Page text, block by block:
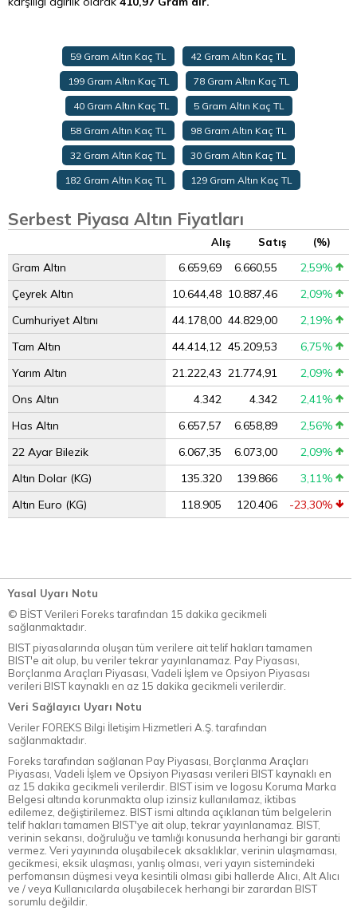
59 Gram Altın Kaç TL 42 Gram Altın Kaç TL
199 Gram Altın Kaç TL 78 Gram Altın Kaç TL
40 Gram Altın Kaç TL 5 Gram Altın Kaç TL
58 Gram Altın Kaç TL 98 Gram Altın Kaç TL
32 Gram Altın Kaç TL 30 Gram Altın Kaç TL
182 Gram Altın Kaç TL 129 Gram Altın Kaç TL
Serbest Piyasa Altın Fiyatları
Alış Satış (%)
Gram Altın 6.659,69 6.660,55
2,59%
Çeyrek Altın
10.644,48 10.887,46
2,09%
Cumhuriyet Altını
44.178,00 44.829,00
2,19%
Tam Altın
44.414,12 45.209,53
6,75%
Yarım Altın
21.222,43 21.774,91
2,09%
Ons Altın
4.342 4.342
2,41%
Has Altın
6.657,57 6.658,89
2,56%
22 Ayar Bilezik
6.067,35 6.073,00
2,09%
Altın Dolar (KG)
135.320 139.866
3,11%
Altın Euro (KG)
118.905 120.406 -23,30%
Yasal Uyarı Notu
© BİST Verileri Foreks tarafından 15 dakika gecikmeli
sağlanmaktadır.
BIST piyasalarında oluşan tüm verilere ait telif hakları tamamen
BIST'e ait olup, bu veriler tekrar yayınlanamaz. Pay Piyasası,
Borçlanma Araçları Piyasası, Vadeli İşlem ve Opsiyon Piyasası
verileri BIST kaynaklı en az 15 dakika gecikmeli verilerdir.
Veri Sağlayıcı Uyarı Notu
Veriler FOREKS Bilgi İletişim Hizmetleri A.Ş. tarafından
sağlanmaktadır.
Foreks tarafından sağlanan Pay Piyasası, Borçlanma Araçları
Piyasası, Vadeli İşlem ve Opsiyon Piyasası verileri BIST kaynaklı en
az 15 dakika gecikmeli verilerdir. BIST isim ve logosu Koruma Marka
Belgesi altında korunmakta olup izinsiz kullanılamaz, iktibas
edilemez, değiştirilemez. BIST ismi altında açıklanan tüm belgelerin
telif hakları tamamen BIST'ye ait olup, tekrar yayınlanamaz. BIST,
verinin sekansı, doğruluğu ve tamlığı konusunda herhangi bir garanti
vermez. Veri yayınında oluşabilecek aksaklıklar, verinin ulaşmaması,
gecikmesi, eksik ulaşması, yanlış olması, veri yayın sistemindeki
perfomansın düşmesi veya kesintili olması gibi hallerde Alıcı, Alt Alıcı
ve / veya Kullanıcılarda oluşabilecek herhangi bir zarardan BIST
sorumlu değildir.